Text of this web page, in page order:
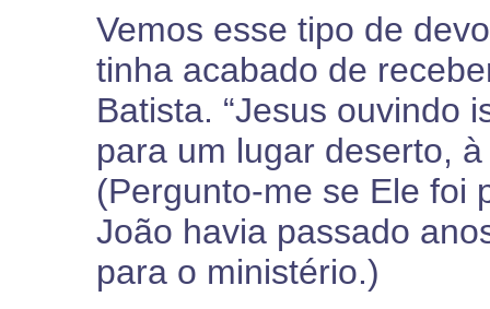
Vemos esse tipo de
tinha acabado de
Batista. “Jesus ouvindo
para um lugar deserto,
(Pergunto-me se Ele foi
João havia passado
para o ministério.)